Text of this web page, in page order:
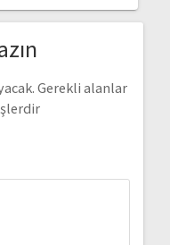
Gerekli alanlar